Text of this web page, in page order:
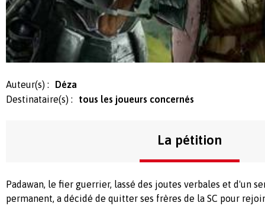
Auteur(s) :
Déza
Destinataire(s) :
tous les joueurs concernés
La pétition
Padawan, le fier guerrier, lassé des joutes verbales et d'un
permanent, a décidé de quitter ses frères de la SC pour